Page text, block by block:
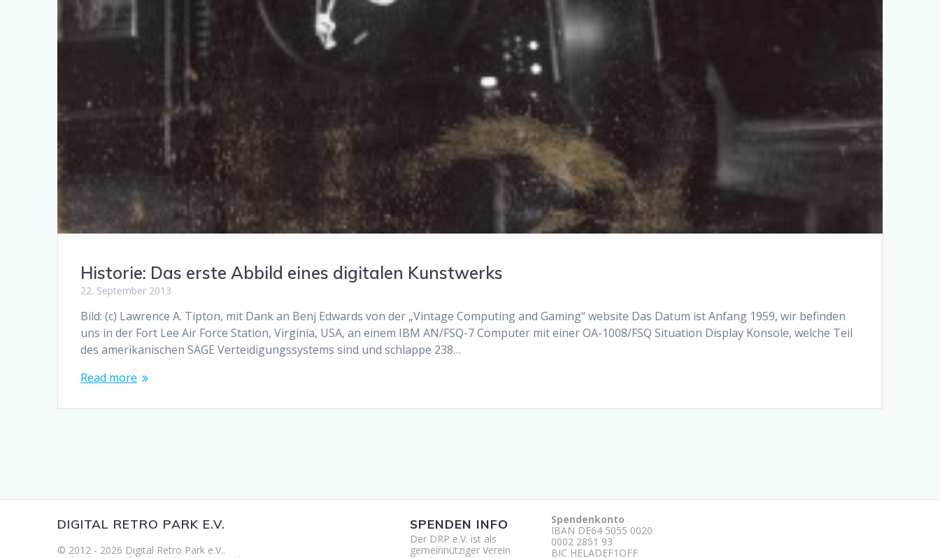
Historie: Das erste Abbild eines digitalen Kunstwerks
22. September 2013
Bild: (c) Lawrence A. Tipton, mit Dank an Benj Edwards von der „Vintage Computing and Gaming“ website Das Datum ist Anfang 1959, wir befinden
uns in der Fort Lee Air Force Station, Virginia, USA, an einem IBM AN/FSQ-7 Computer mit einer OA-1008/FSQ Situation Display Konsole, welche Teil
des amerikanischen SAGE Verteidigungssystems sind und schlappe 238…
Read more
DIGITAL RETRO PARK E.V.
© 2012 - 2026 Digital Retro Park e.V..
SPENDEN INFO
Der DRP e.V. ist als
gemeinnütziger Verein
Spendenkonto
IBAN DE64 5055 0020
0002 2851 93
BIC HELADEF1OFF